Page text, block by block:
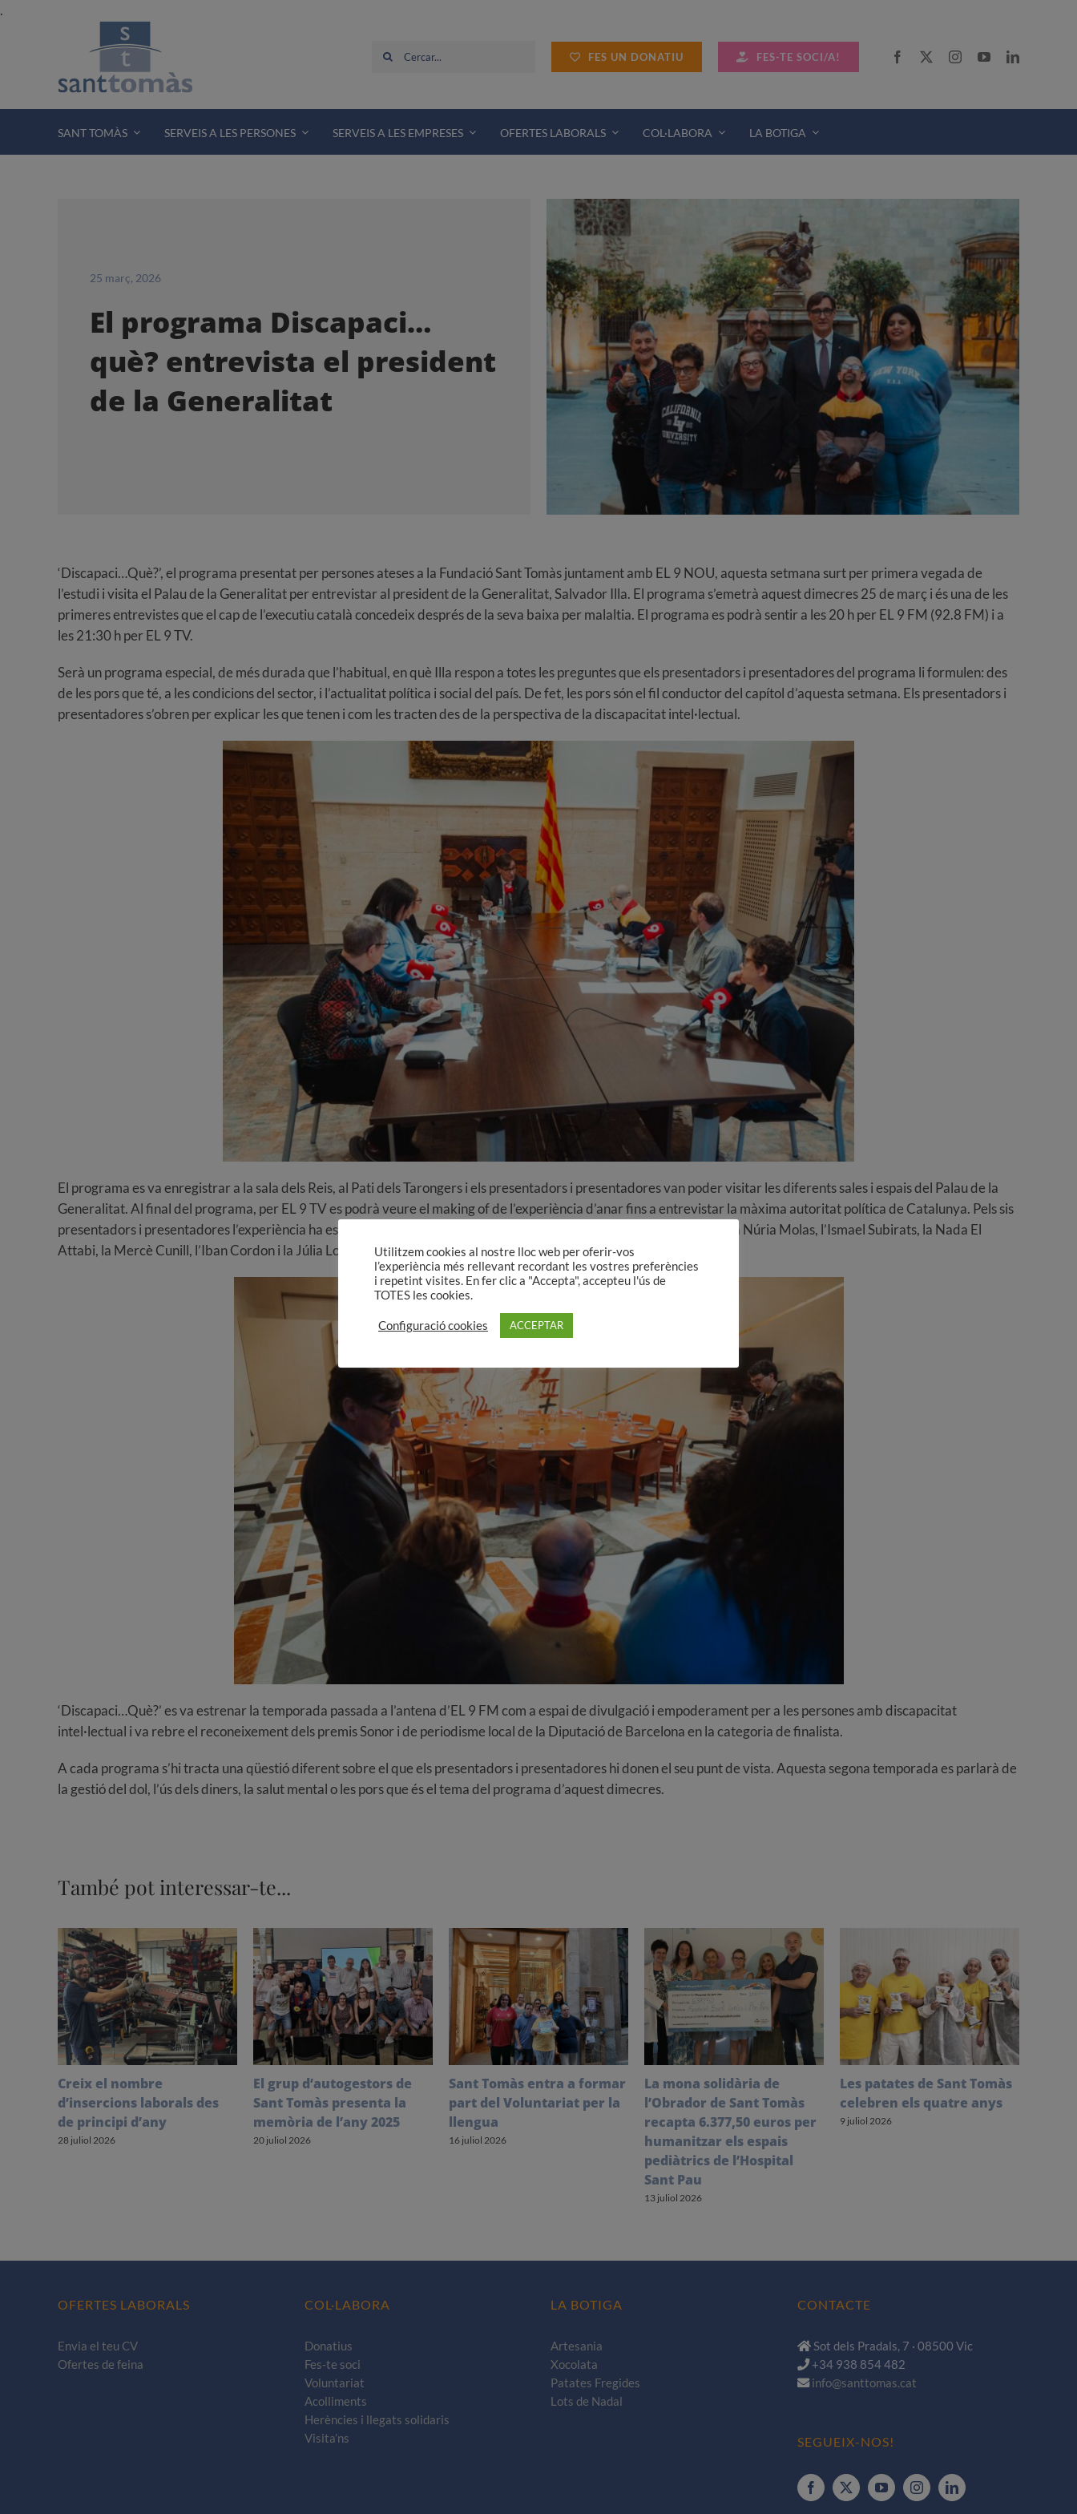
.
Cerca
FES UN DONATIU FES-TE SOCI/A!
SANT TOMÀS SERVEIS A LES PERSONES SERVEIS A LES EMPRESES OFERTES LABORALS COL·LABORA LA BOTIGA
25 març, 2026
El programa Discapaci…
què? entrevista el president
de la Generalitat
‘Discapaci…Què?’, el programa presentat per persones ateses a la Fundació Sant Tomàs juntament amb EL 9 NOU, aquesta setmana surt per primera vegada de
l’estudi i visita el Palau de la Generalitat per entrevistar al president de la Generalitat, Salvador Illa. El programa s’emetrà aquest dimecres 25 de març i és una de les
primeres entrevistes que el cap de l’executiu català concedeix després de la seva baixa per malaltia. El programa es podrà sentir a les 20 h per EL 9 FM (92.8 FM) i a
les 21:30 h per EL 9 TV.
Serà un programa especial, de més durada que l’habitual, en què Illa respon a totes les preguntes que els presentadors i presentadores del programa li formulen: des
de les pors que té, a les condicions del sector, i l’actualitat política i social del país. De fet, les pors són el fil conductor del capítol d’aquesta setmana. Els presentadors i
presentadores s’obren per explicar les que tenen i com les tracten des de la perspectiva de la discapacitat intel·lectual.
El programa es va enregistrar a la sala dels Reis, al Pati dels Tarongers i els presentadors i presentadores van poder visitar les diferents sales i espais del Palau de la
Generalitat. Al final del programa, per EL 9 TV es podrà veure el making of de l’experiència d’anar fins a entrevistar la màxima autoritat política de Catalunya. Pels sis
presentadors i presentadores l’experiència ha estat “de somni” i van viure-ho amb molts nervis i emoció. Es tracta de la Núria Molas, l’Ismael Subirats, la Nada El
Attabi, la Mercè Cunill, l’Iban Cordon i la Júlia Lozano.
‘Discapaci…Què?’ es va estrenar la temporada passada a l’antena d’EL 9 FM com a espai de divulgació i empoderament per a les persones amb discapacitat
intel·lectual i va rebre el reconeixement dels premis Sonor i de periodisme local de la Diputació de Barcelona en la categoria de finalista.
A cada programa s’hi tracta una qüestió diferent sobre el que els presentadors i presentadores hi donen el seu punt de vista. Aquesta segona temporada es parlarà de
la gestió del dol, l’ús dels diners, la salut mental o les pors que és el tema del programa d’aquest dimecres.
També pot interessar-te...
Creix el nombre
d’insercions laborals des
de principi d’any
28 juliol 2026
El grup d’autogestors de
Sant Tomàs presenta la
memòria de l’any 2025
20 juliol 2026
Sant Tomàs entra a formar
part del Voluntariat per la
llengua
16 juliol 2026
La mona solidària de
l’Obrador de Sant Tomàs
recapta 6.377,50 euros per
humanitzar els espais
pediàtrics de l’Hospital
Sant Pau
13 juliol 2026
Les patates de Sant Tomàs
celebren els quatre anys
9 juliol 2026
OFERTES LABORALS
Envia el teu CV
Ofertes de feina
COL·LABORA
Donatius
Fes-te soci
Voluntariat
Acolliments
Herències i llegats solidaris
Visita’ns
LA BOTIGA
Artesania
Xocolata
Patates Fregides
Lots de Nadal
CONTACTE
Sot dels Pradals, 7 · 08500 Vic
+34 938 854 482
info@santtomas.cat
SEGUEIX-NOS!
Utilitzem cookies al nostre lloc web per oferir-vos
l’experiència més rellevant recordant les vostres preferències
i repetint visites. En fer clic a "Accepta", accepteu l'ús de
TOTES les cookies.
Configuració cookies ACCEPTAR